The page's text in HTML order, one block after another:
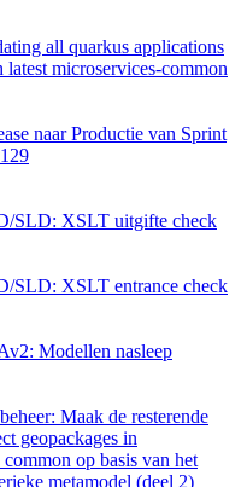
all quarkus applications
latest microservices-common
naar Productie van Sprint
SLD: XSLT uitgifte check
SLD: XSLT entrance check
Modellen nasleep
Maak de resterende
geopackages in
op basis van het
metamodel (deel 2)